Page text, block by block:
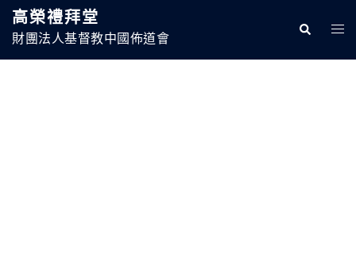
高榮禮拜堂
財團法人基督教中國佈道會